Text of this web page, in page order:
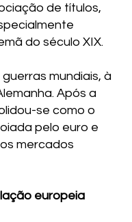
de títulos,
do século XIX.
mundiais, à
Após a
se como o
pelo euro e
mercados
europeia